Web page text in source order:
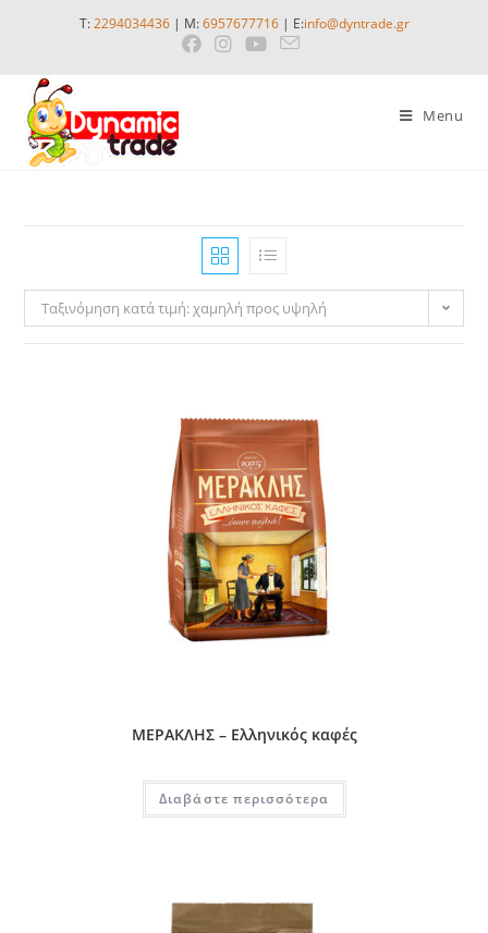
T:2294034436| M:6957677716| E:info@dyntrade.gr
Menu
Ταξινόμηση κατά τιμή: χαμηλή προς υψηλή
ΜΕΡΑΚΛΗΣ – Ελληνικός καφές
Διαβάστε περισσότερα